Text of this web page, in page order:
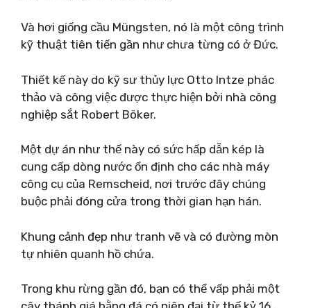
Và hơi giống cầu Müngsten, nó là một công trình
kỹ thuật tiên tiến gần như chưa từng có ở Đức.
Thiết kế này do kỹ sư thủy lực Otto Intze phác
thảo và công việc được thực hiện bởi nhà công
nghiệp sắt Robert Böker.
Một dự án như thế này có sức hấp dẫn kép là
cung cấp dòng nước ổn định cho các nhà máy
công cụ của Remscheid, nơi trước đây chúng
buộc phải đóng cửa trong thời gian hạn hán.
Khung cảnh đẹp như tranh vẽ và có đường mòn
tự nhiên quanh hồ chứa.
Trong khu rừng gần đó, bạn có thể vấp phải một